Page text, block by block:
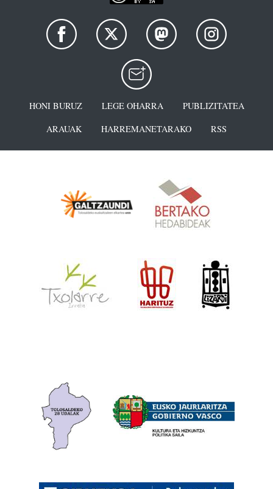
HONI BURUZ LEGE OHARRA
PUBLIZITATEA
ARAUAK
HARREMANETARAKO RSS